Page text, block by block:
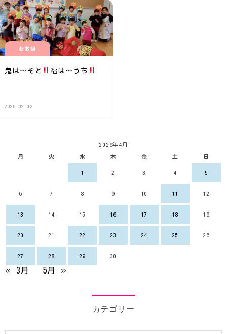
あお組
鬼は〜そと 福は〜うち
2026.02.03
2026年4月
月 火 水 木 金 土 日
1 2 3 4 5
6 7 8 9 10 11 12
13 14 15 16 17 18 19
20 21 22 23 24 25 26
27 28 29 30
« 3月 5月 »
カテゴリー